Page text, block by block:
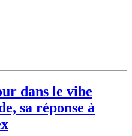
dans le vibe
sa réponse à